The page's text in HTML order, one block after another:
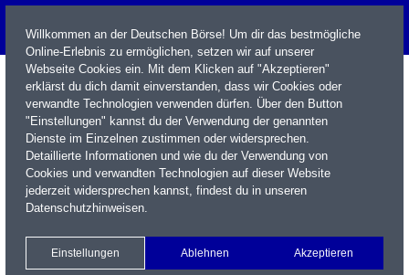
Name / WKN / ISIN / Kürzel
Xetra Realtime
Watchlist Portfolio Login
Willkommen an der Deutschen Börse! Um dir das bestmögliche
Online-Erlebnis zu ermöglichen, setzen wir auf unserer
Webseite Cookies ein. Mit dem Klicken auf "Akzeptieren"
erklärst du dich damit einverstanden, dass wir Cookies oder
verwandte Technologien verwenden dürfen. Über den Button
"Einstellungen" kannst du der Verwendung der genannten
Dienste im Einzelnen zustimmen oder widersprechen.
Detaillierte Informationen und wie du der Verwendung von
Cookies und verwandten Technologien auf dieser Website
jederzeit widersprechen kannst, findest du in unseren
Datenschutzhinweisen.
Einstellungen Ablehnen Akzeptieren